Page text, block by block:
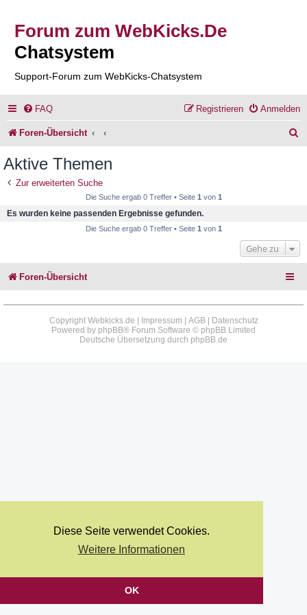
Diese Seite verwendet Cookies.
Weitere Informationen
OK
Forum zum WebKicks.De
Chatsystem
Support-Forum zum WebKicks-Chatsystem
FAQ Anmelden
Registrieren
Foren-Übersicht
Aktive Themen
Zur erweiterten Suche
Die Suche ergab 0 Treffer • Seite 1 von 1
Es wurden keine passenden Ergebnisse gefunden.
Die Suche ergab 0 Treffer • Seite 1 von 1
Gehe zu
Foren-Übersicht
Copyright Webkicks.de | Impressum AGB|
Datenschutz
Powered by phpBB® Forum Software © phpBB Limited
Deutsche Übersetzung durch phpBB.de